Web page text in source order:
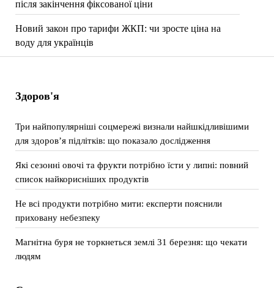
після закінчення фіксованої ціни
Новий закон про тарифи ЖКП: чи зросте ціна на
воду для українців
Здоров'я
Три найпопулярніші соцмережі визнали найшкідливішими
для здоров’я підлітків: що показало дослідження
Які сезонні овочі та фрукти потрібно їсти у липні: повний
список найкорисніших продуктів
Не всі продукти потрібно мити: експерти пояснили
приховану небезпеку
Магнітна буря не торкнеться землі 31 березня: що чекати
людям